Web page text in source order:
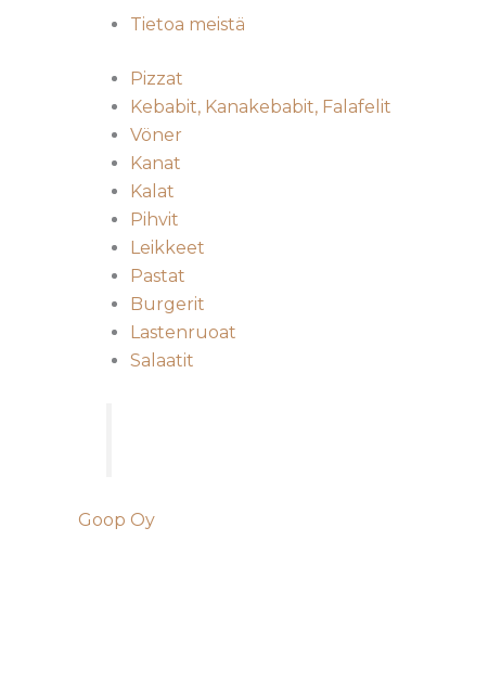
Tietoa meistä
Pizzat
Kebabit, Kanakebabit, Falafelit
Vöner
Kanat
Kalat
Pihvit
Leikkeet
Pastat
Burgerit
Lastenruoat
Salaatit
Goop Oy